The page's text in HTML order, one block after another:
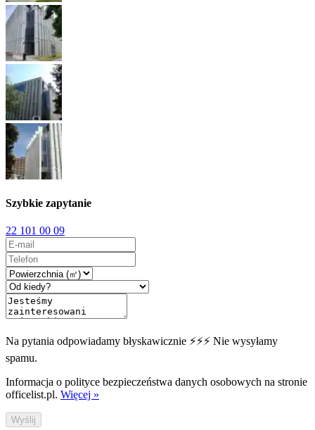
Szybkie zapytanie
22 101 00 09
Na pytania odpowiadamy błyskawicznie ⚡⚡⚡ Nie wysyłamy
spamu.
Informacja o polityce bezpieczeństwa danych osobowych na stronie
officelist.pl. Więcej »
Wyślij